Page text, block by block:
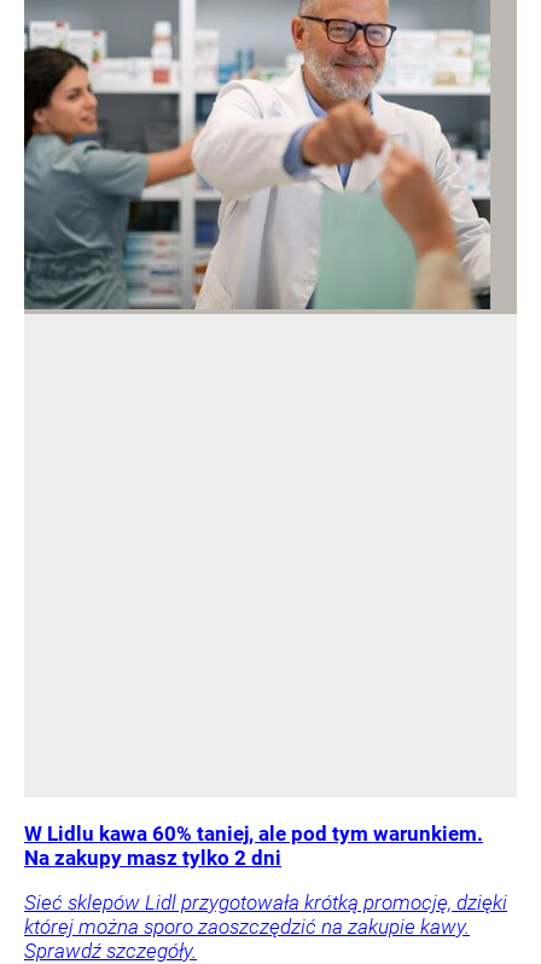
W Lidlu kawa 60% taniej, ale pod tym warunkiem.
Na zakupy masz tylko 2 dni
Sieć sklepów Lidl przygotowała krótką promocję, dzięki
której można sporo zaoszczędzić na zakupie kawy.
Sprawdź szczegóły.